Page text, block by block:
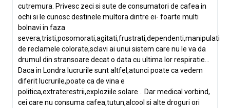
cutremura. Privesc zeci si sute de consumatori de cafea in
ochi si le cunosc destinele multora dintre ei- foarte multi
bolnavi in faza
severa,tristi,posomorati,agitati,frustrati,dependenti,manipulati
de reclamele colorate,sclavi ai unui sistem care nu le va da
drumul din stransoare decat o data cu ultima lor respiratie…
Daca in Londra lucrurile sunt altfel,atunci poate ca vedem
diferit lucrurile,poate ca de vina e
politica,extraterestrii,exploziile solare… Dar medical vorbind,
cei care nu consuma cafea,tutun,alcool si alte droguri ori